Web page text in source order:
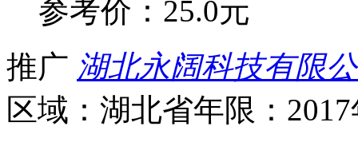
参考价： 25.0元
推广 湖北永阔科技有限
区域：湖北省年限：